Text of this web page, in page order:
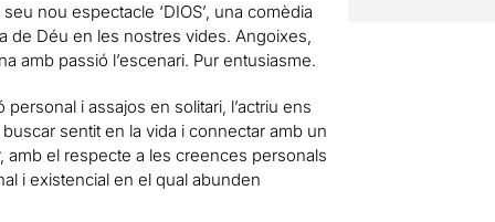
nou espectacle ‘DIOS’, una comèdia
de Déu en les nostres vides. Angoixes,
amb passió l’escenari. Pur entusiasme.
i assajos en solitari, l’actriu ens
sentit en la vida i connectar amb un
amb el respecte a les creences personals
i existencial en el qual abunden